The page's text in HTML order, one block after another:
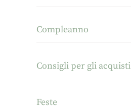
Compleanno
Consigli per gli acquisti
Feste